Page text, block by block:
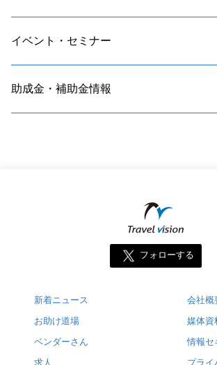
イベント・セミナー
助成金・補助金情報
フォローする
新着ニュース
お助け道場
ベンダーさん
求人
会社概
媒体資
情報セ
プライ